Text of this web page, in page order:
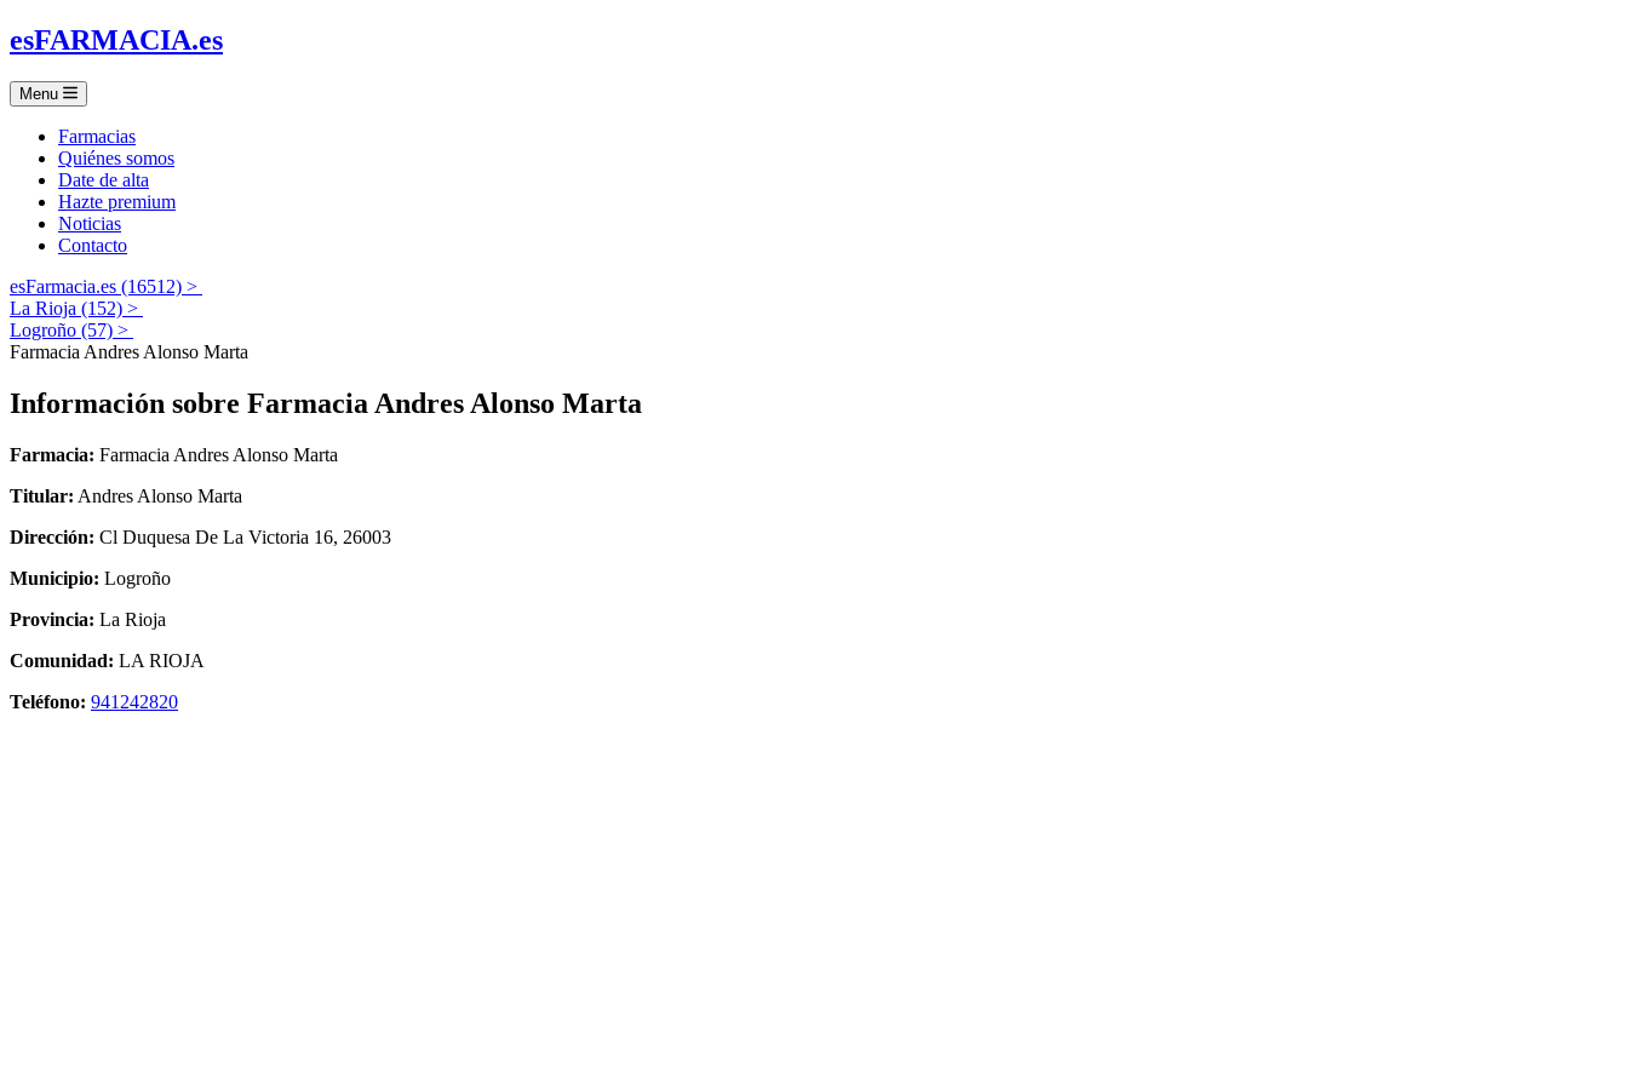
esFARMACIA.es
Menu
Farmacias
Quiénes somos
Date de alta
Hazte premium
Noticias
Contacto
esFarmacia.es (16512) >
La Rioja (152) >
Logroño (57) >
Farmacia Andres Alonso Marta
Información sobre Farmacia Andres Alonso Marta
Farmacia: Farmacia Andres Alonso Marta
Titular: Andres Alonso Marta
Dirección: Cl Duquesa De La Victoria 16, 26003
Municipio: Logroño
Provincia: La Rioja
Comunidad: LA RIOJA
Teléfono: 941242820